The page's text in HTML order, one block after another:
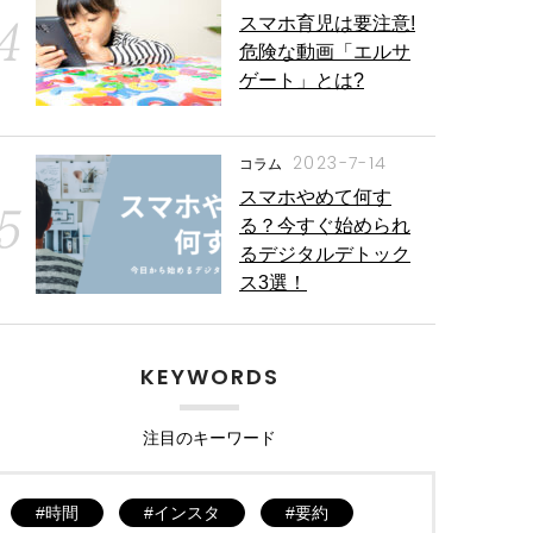
スマホ育児は要注意!
危険な動画「エルサ
ゲート」とは?
コラム 2023-7-14
スマホやめて何す
る？今すぐ始められ
るデジタルデトック
ス3選！
KEYWORDS
注目のキーワード
時間 インスタ 要約